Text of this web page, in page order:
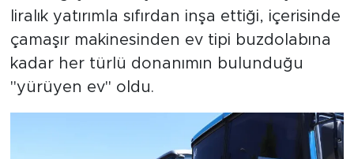
liralık yatırımla sıfırdan inşa ettiği, içerisinde
çamaşır makinesinden ev tipi buzdolabına
kadar her türlü donanımın bulunduğu
"yürüyen ev" oldu.